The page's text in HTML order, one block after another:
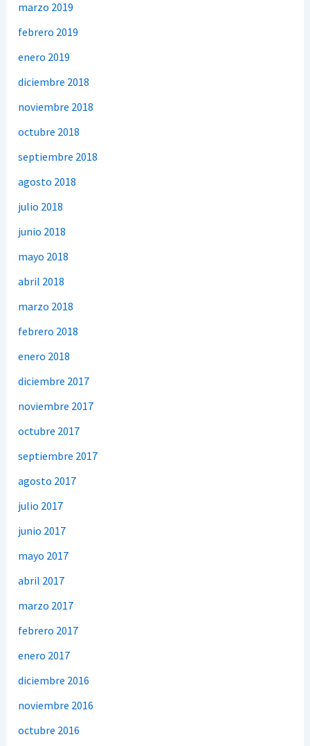
marzo 2019
febrero 2019
enero 2019
diciembre 2018
noviembre 2018
octubre 2018
septiembre 2018
agosto 2018
julio 2018
junio 2018
mayo 2018
abril 2018
marzo 2018
febrero 2018
enero 2018
diciembre 2017
noviembre 2017
octubre 2017
septiembre 2017
agosto 2017
julio 2017
junio 2017
mayo 2017
abril 2017
marzo 2017
febrero 2017
enero 2017
diciembre 2016
noviembre 2016
octubre 2016